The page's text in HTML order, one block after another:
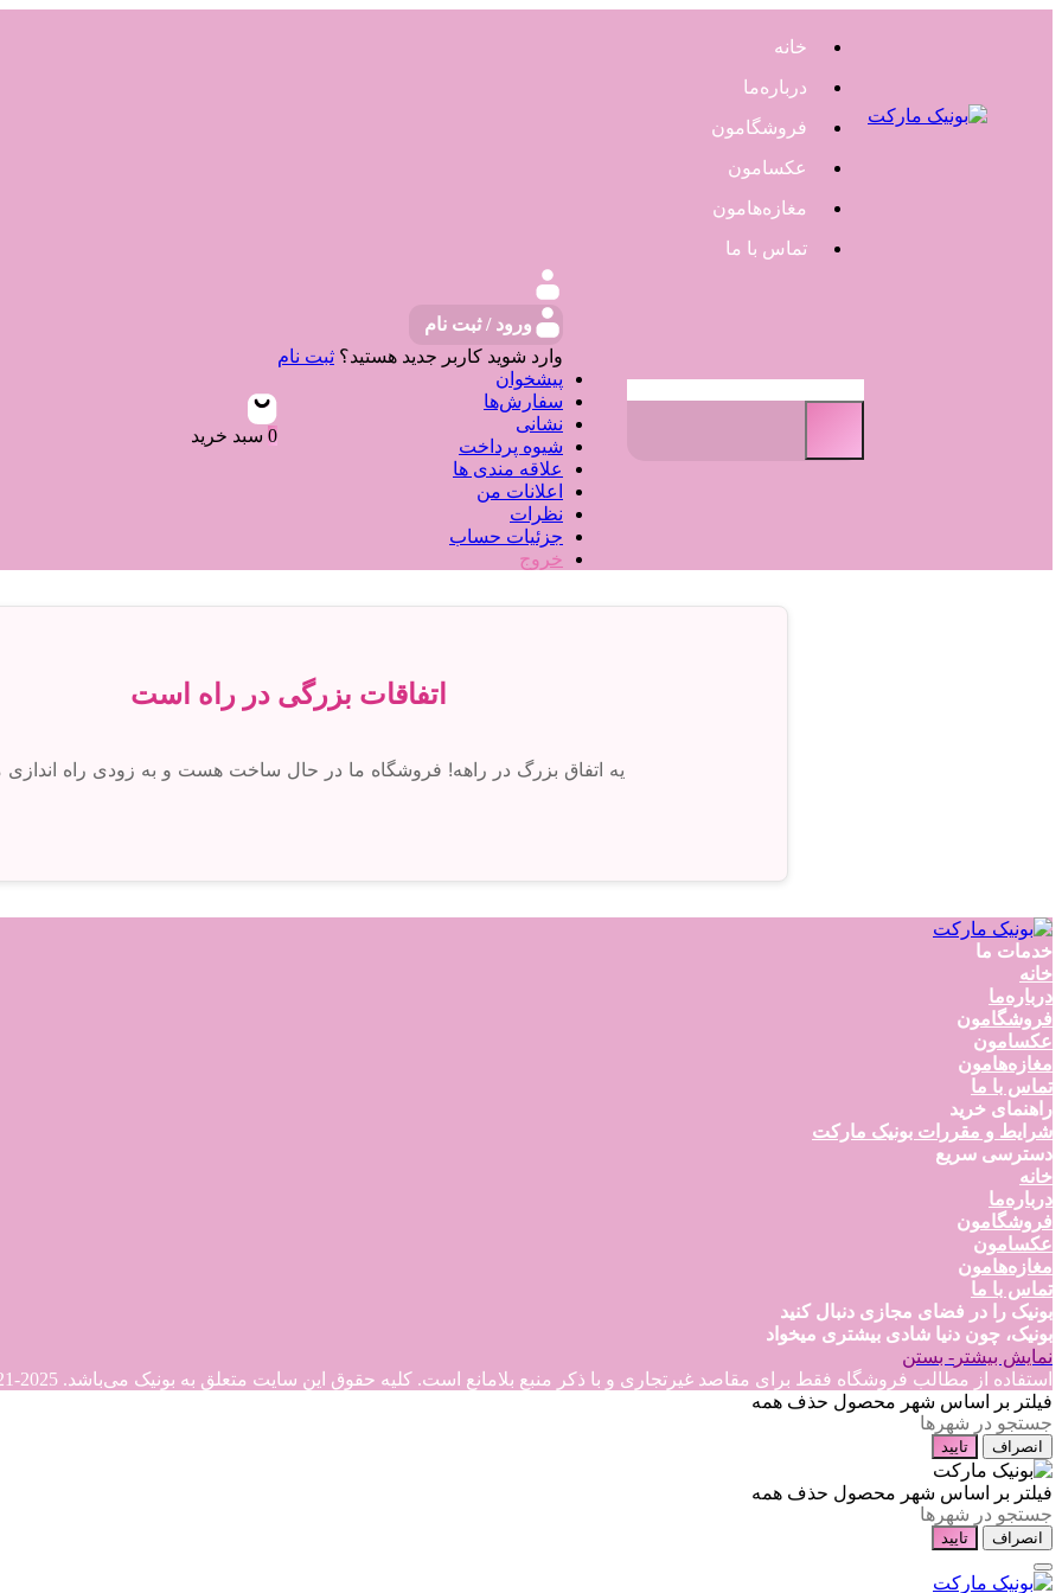
خانه
درباره‌ما
فروشگامون
عکسامون
مغازه‌هامون
تماس با ما
ورود / ثبت نام
وارد شوید کاربر جدید هستید؟ ثبت نام
پیشخوان
سفارش‌ها
نشانی
شیوه پرداخت
علاقه مندی ها
اعلانات من
نظرات
جزئیات حساب
خروج
0 سبد خرید
اتفاقات بزرگی در راه است
یه اتفاق بزرگ در راهه! فروشگاه ما در حال ساخت هست و به زودی راه اندازی
خدمات ما
خانه
درباره‌ما
فروشگامون
عکسامون
مغازه‌هامون
تماس با ما
راهنمای خرید
شرایط و مقررات بونیک مارکت
دسترسی سریع
خانه
درباره‌ما
فروشگامون
عکسامون
مغازه‌هامون
تماس با ما
بونیک را در فضای مجازی دنبال کنید
بونیک، چون دنیا شادی بیشتری میخواد
نمایش بیشتر - بستن
استفاده از مطالب فروشگاه فقط برای مقاصد غیرتجاری و با ذکر منبع بلامانع است. کلیه حقوق این سایت متعلق به بونیک می‌باشد. Copyright © 2021-2025 2025
فیلتر بر اساس شهر محصول حذف همه
انصراف تایید
فیلتر بر اساس شهر محصول حذف همه
انصراف تایید